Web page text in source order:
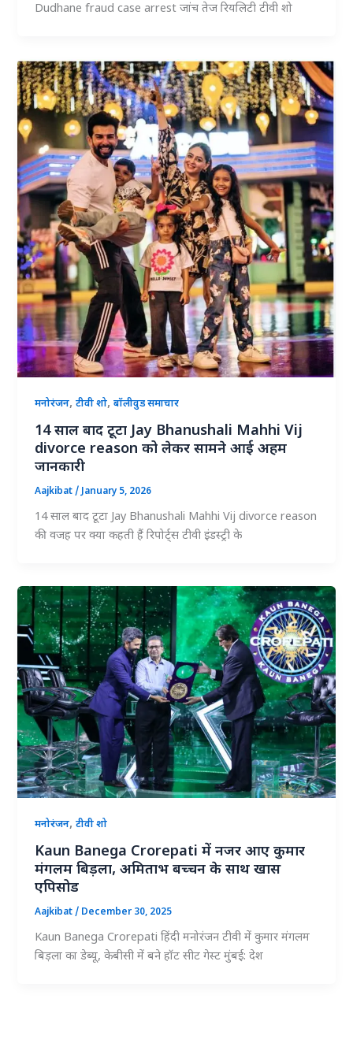
Dudhane fraud case arrest जांच तेज रियलिटी टीवी शो
मनोरंजन,टीवी शो,बॉलीवुड समाचार
14 साल बाद टूटा Jay Bhanushali Mahhi Vij
divorce reason को लेकर सामने आई अहम
जानकारी
Aajkibat/January 5, 2026
14 साल बाद टूटा Jay Bhanushali Mahhi Vij divorce reason
की वजह पर क्या कहती हैं रिपोर्ट्स टीवी इंडस्ट्री के
मनोरंजन,टीवी शो
Kaun Banega Crorepati में नजर आए कुमार
मंगलम बिड़ला, अमिताभ बच्चन के साथ खास
एपिसोड
Aajkibat/ December 30, 2025
Kaun Banega Crorepati हिंदी मनोरंजन टीवी में कुमार मंगलम
बिड़ला का डेब्यू, केबीसी में बने हॉट सीट गेस्ट मुंबई: देश